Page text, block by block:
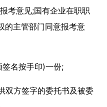
考意见;国有企业在职职
的主管部门同意报考意
名按手印)一份;
双方签字的委托书及被委